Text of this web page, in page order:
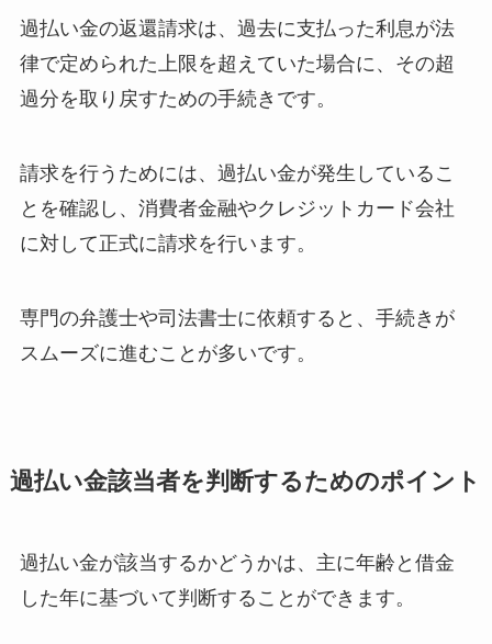
過払い金の返還請求は、過去に支払った利息が法
律で定められた上限を超えていた場合に、その超
過分を取り戻すための手続きです。
請求を行うためには、過払い金が発生しているこ
とを確認し、消費者金融やクレジットカード会社
に対して正式に請求を行います。
専門の弁護士や司法書士に依頼すると、手続きが
スムーズに進むことが多いです。
過払い金該当者を判断するためのポイント
過払い金が該当するかどうかは、主に年齢と借金
した年に基づいて判断することができます。